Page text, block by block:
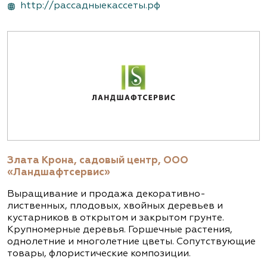
http://рассадныекассеты.рф
Злата Крона, садовый центр, ООО
«Ландшафтсервис»
Выращивание и продажа декоративно-
лиственных, плодовых, хвойных деревьев и
кустарников в открытом и закрытом грунте.
Крупномерные деревья. Горшечные растения,
однолетние и многолетние цветы. Сопутствующие
товары, флористические композиции.